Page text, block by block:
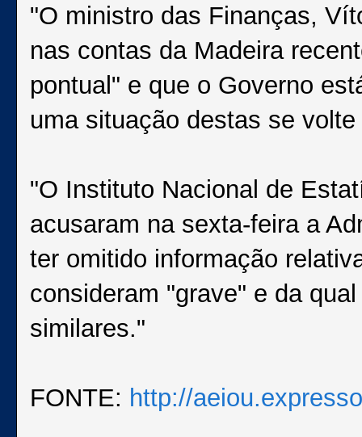
"O ministro das Finanças,
nas contas da Madeira
pontual" e que o Governo
uma situação destas se volte
"O Instituto Nacional de
acusaram na sexta-feira a
ter omitido informação
consideram "grave" e da
similares."
FONTE: http://